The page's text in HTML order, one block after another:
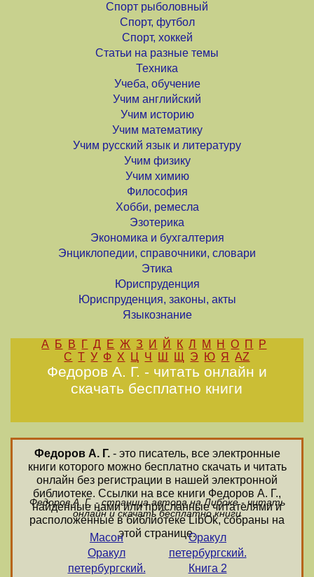
Спорт рыболовный
Спорт, футбол
Спорт, хоккей
Статьи на разные темы
Техника
Учеба, обучение
Учим английский
Учим историю
Учим математику
Учим русский язык и литературу
Учим физику
Учим химию
Философия
Хобби, ремесла
Эзотерика
Экономика и бухгалтерия
Энциклопедии, справочники, словари
Этика
Юриспруденция
Юриспруденция, законы, акты
Языкознание
А Б В Г Д Е Ж З И Й К Л М Н О П
Р
С Т У Ф Х Ц Ч Ш Щ Э Ю Я AZ
Федоров А. Г. - читать онлайн и
скачать бесплатно книги
Федоров А. Г.- это писатель, все электронные
книги которого можно бесплатно скачать и читать
онлайн без регистрации в нашей электронной
библиотеке. Ссылки на все книги Федоров А. Г.,
найденные нами или присланные читателями и
расположенные в библиотеке LibOk, собраны на
этой странице.
Федоров А. Г. - страница автора на Либоке - читать
онлайн и скачать бесплатно книги
Масон
Оракул
петербургский.
Оракул
петербургский.
Книга 2